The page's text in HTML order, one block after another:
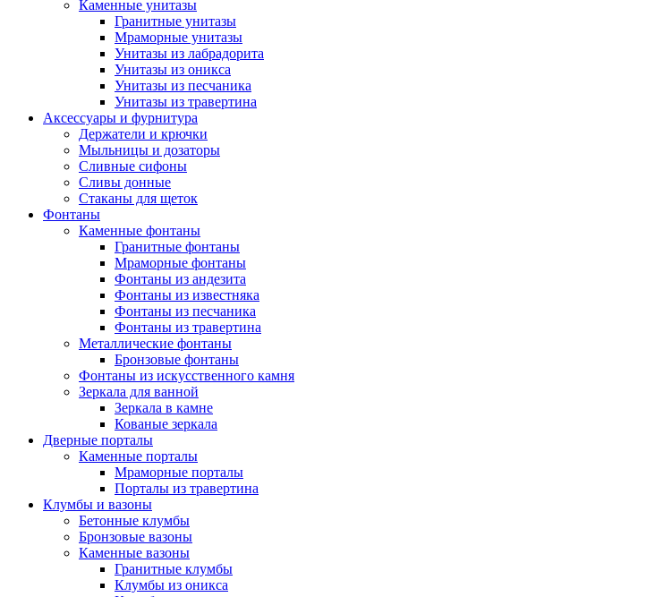
Каменные унитазы
Гранитные унитазы
Мраморные унитазы
Унитазы из лабрадорита
Унитазы из оникса
Унитазы из песчаника
Унитазы из травертина
Аксессуары и фурнитура
Держатели и крючки
Мыльницы и дозаторы
Сливные сифоны
Сливы донные
Стаканы для щеток
Фонтаны
Каменные фонтаны
Гранитные фонтаны
Мраморные фонтаны
Фонтаны из андезита
Фонтаны из известняка
Фонтаны из песчаника
Фонтаны из травертина
Металлические фонтаны
Бронзовые фонтаны
Фонтаны из искусственного камня
Зеркала для ванной
Зеркала в камне
Кованые зеркала
Дверные порталы
Каменные порталы
Мраморные порталы
Порталы из травертина
Клумбы и вазоны
Бетонные клумбы
Бронзовые вазоны
Каменные вазоны
Гранитные клумбы
Клумбы из оникса